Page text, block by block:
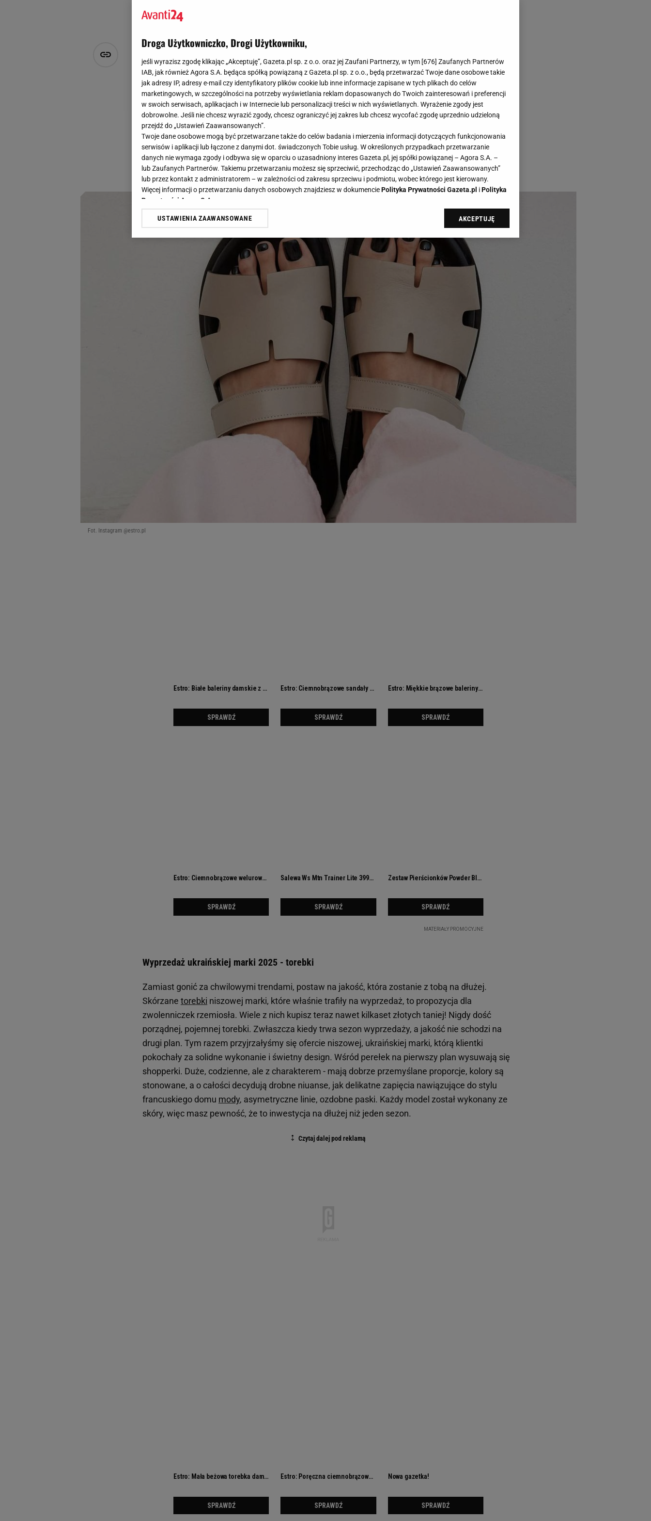
Ukraińska marka wyprzedaje skórzane buty i torebki za
ułamek ceny! Rabaty do -70%
Agata Frączkowicz
7 sierpnia 2025, 16:30
Ta niszowa marka jest mało znana, a słynie z wysokiej jakości produktów. Te skórzane torebki
oraz buty spełnią oczekiwania nawet najbardziej wymagających miłośniczek mody. A teraz
właśnie trwa letnia wyprzedaż do -70%! Zrobiłśmy przegląd perełek w promocyjnych cenach.
Sprawdź!
Fot. Instagram @estro.pl
Wyprzedaż ukraińskiej marki 2025 - torebki
Zamiast gonić za chwilowymi trendami, postaw na jakość, która zostanie z tobą na dłużej.
Skórzane torebki niszowej marki, które właśnie trafiły na wyprzedaż, to propozycja dla
zwolenniczek rzemiosła. Wiele z nich kupisz teraz nawet kilkaset złotych taniej! Nigdy dość
porządnej, pojemnej torebki. Zwłaszcza kiedy trwa sezon wyprzedaży, a jakość nie schodzi na
drugi plan. Tym razem przyjrzałyśmy się ofercie niszowej, ukraińskiej marki, którą klientki
pokochały za solidne wykonanie i świetny design. Wśród perełek na pierwszy plan wysuwają się
shopperki. Duże, codzienne, ale z charakterem - mają dobrze przemyślane proporcje, kolory są
stonowane, a o całości decydują drobne niuanse, jak delikatne zapięcia nawiązujące do stylu
francuskiego domu mody, asymetryczne linie, ozdobne paski. Każdy model został wykonany ze
skóry, więc masz pewność, że to inwestycja na dłużej niż jeden sezon.
Droga Użytkowniczko, Drogi Użytkowniku,
jeśli wyrazisz zgodę klikając „Akceptuję”, Gazeta.pl sp. z o.o. oraz jej Zaufani Partnerzy, w tym [676] Zaufanych Partnerów
IAB, jak również Agora S.A. będąca spółką powiązaną z Gazeta.pl sp. z o.o., będą przetwarzać Twoje dane osobowe takie
jak adresy IP, adresy e-mail czy identyfikatory plików cookie lub inne informacje zapisane w tych plikach do celów
marketingowych, w szczególności na potrzeby wyświetlania reklam dopasowanych do Twoich zainteresowań i preferencji
w swoich serwisach, aplikacjach i w Internecie lub personalizacji treści w nich wyświetlanych. Wyrażenie zgody jest
dobrowolne. Jeśli nie chcesz wyrazić zgody, chcesz ograniczyć jej zakres lub chcesz wycofać zgodę uprzednio udzieloną
przejdź do „Ustawień Zaawansowanych”.
Twoje dane osobowe mogą być przetwarzane także do celów badania i mierzenia informacji dotyczących funkcjonowania
serwisów i aplikacji lub łączone z danymi dot. świadczonych Tobie usług. W określonych przypadkach przetwarzanie
danych nie wymaga zgody i odbywa się w oparciu o uzasadniony interes Gazeta.pl, jej spółki powiązanej – Agora S.A. –
lub Zaufanych Partnerów. Takiemu przetwarzaniu możesz się sprzeciwić, przechodząc do „Ustawień Zaawansowanych”
lub przez kontakt z administratorem – w zależności od zakresu sprzeciwu i podmiotu, wobec którego jest kierowany.
Więcej informacji o przetwarzaniu danych osobowych znajdziesz w dokumenciePolityka Prywatności Gazeta.pl iPolityka
Prywatności Agora S.A.
Klikając „Akceptuję” wyrażasz też zgodę na zainstalowanie i przechowywanie plików cookie Gazeta.pl sp. z o.o., jej
dotyczące plików cookie, wywołując narzędzie do zarządzania twoimi preferencjami dot. przetwarzania danych poprzez
odnośnik „Ustawienia prywatności ” w stopce serwisu i przechodząc do „Ustawień Zaawansowanych”. Zmiana ustawień
plików cookie możliwa jest także za pomocą ustawień przeglądarki.
My, nasi Zaufani Partnerzy i Agora S.A. możemy przetwarzać dane osobowe w następujących celach:
Użycie dokładnych danych geolokalizacyjnych. Aktywne skanowanie charakterystyki urządzenia do celów identyfikacji.
Przechowywanie informacji na urządzeniu lub dostęp do nich. Spersonalizowane reklamy i treści, pomiar reklam i treści,
badnie odbiorców i ulepszanie usług.
Lista Zaufanych Partnerów
USTAWIENIA ZAAWANSOWANE AKCEPTUJĘ